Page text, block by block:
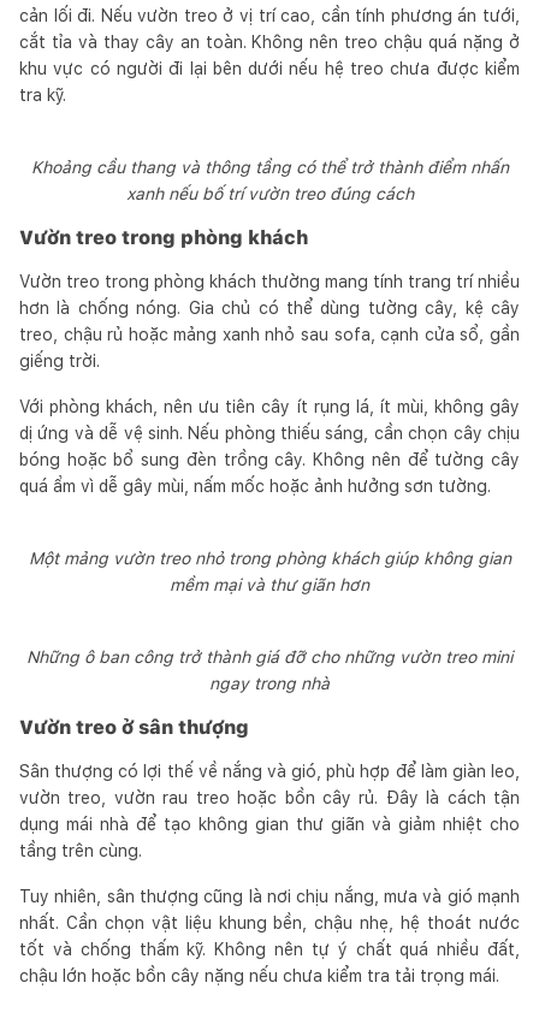
cản lối đi. Nếu vườn treo ở vị trí cao, cần tính phương án tưới,
cắt tỉa và thay cây an toàn. Không nên treo chậu quá nặng ở
khu vực có người đi lại bên dưới nếu hệ treo chưa được kiểm
tra kỹ.
Khoảng cầu thang và thông tầng có thể trở thành điểm nhấn
xanh nếu bố trí vườn treo đúng cách
Vườn treo trong phòng khách
Vườn treo trong phòng khách thường mang tính trang trí nhiều
hơn là chống nóng. Gia chủ có thể dùng tường cây, kệ cây
treo, chậu rủ hoặc mảng xanh nhỏ sau sofa, cạnh cửa sổ, gần
giếng trời.
Với phòng khách, nên ưu tiên cây ít rụng lá, ít mùi, không gây
dị ứng và dễ vệ sinh. Nếu phòng thiếu sáng, cần chọn cây chịu
bóng hoặc bổ sung đèn trồng cây. Không nên để tường cây
quá ẩm vì dễ gây mùi, nấm mốc hoặc ảnh hưởng sơn tường.
Một mảng vườn treo nhỏ trong phòng khách giúp không gian
mềm mại và thư giãn hơn
Những ô ban công trở thành giá đỡ cho những vườn treo mini
ngay trong nhà
Vườn treo ở sân thượng
Sân thượng có lợi thế về nắng và gió, phù hợp để làm giàn leo,
vườn treo, vườn rau treo hoặc bồn cây rủ. Đây là cách tận
dụng mái nhà để tạo không gian thư giãn và giảm nhiệt cho
tầng trên cùng.
Tuy nhiên, sân thượng cũng là nơi chịu nắng, mưa và gió mạnh
nhất. Cần chọn vật liệu khung bền, chậu nhẹ, hệ thoát nước
tốt và chống thấm kỹ. Không nên tự ý chất quá nhiều đất,
chậu lớn hoặc bồn cây nặng nếu chưa kiểm tra tải trọng mái.